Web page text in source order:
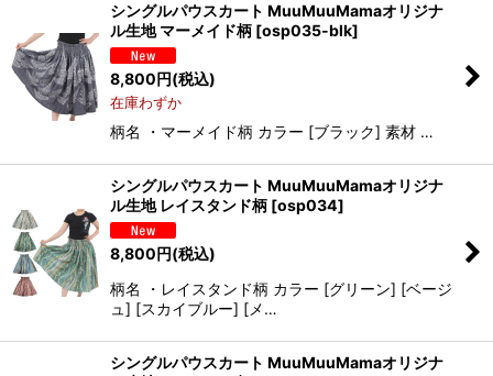
シングルパウスカート MuuMuuMamaオリジナ
ル生地 マーメイド柄 [osp035-blk]
8,800円(税込)
在庫わずか
柄名 ・マーメイド柄 カラー [ブラック] 素材 …
シングルパウスカート MuuMuuMamaオリジナ
ル生地 レイスタンド柄 [osp034]
8,800円(税込)
柄名 ・レイスタンド柄 カラー [グリーン] [ベージ
ュ] [スカイブルー] [メ…
シングルパウスカート MuuMuuMamaオリジナ